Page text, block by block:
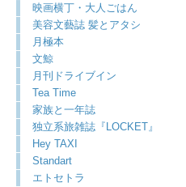
映画横丁・大人ごはん
美容文藝誌 髪とアタシ
月極本
文鯨
月刊ドライブイン
Tea Time
家族と一年誌
独立系旅雑誌『LOCKET』
Hey TAXI
Standart
エトセトラ